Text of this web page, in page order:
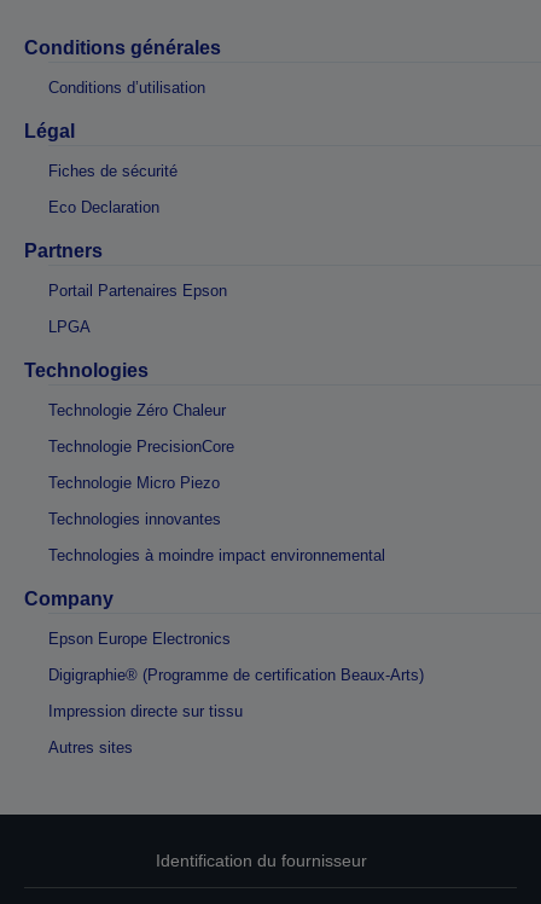
Conditions générales
Conditions d’utilisation
Légal
Fiches de sécurité
Eco Declaration
Partners
Portail Partenaires Epson
LPGA
Technologies
Technologie Zéro Chaleur
Technologie PrecisionCore
Technologie Micro Piezo
Technologies innovantes
Technologies à moindre impact environnemental
Company
Epson Europe Electronics
Digigraphie® (Programme de certification Beaux-Arts)
Impression directe sur tissu
Autres sites
Identification du fournisseur